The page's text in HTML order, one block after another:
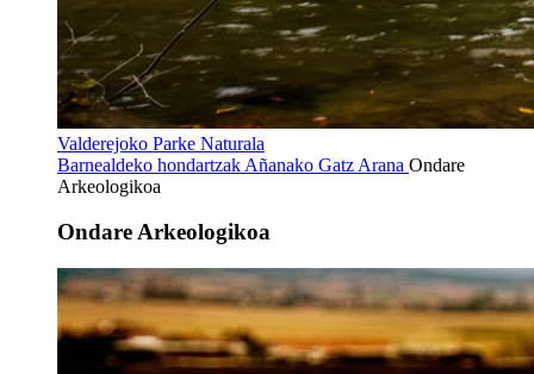
Valderejoko Parke Naturala
Barnealdeko hondartzak Añanako Gatz Arana Ondare
Arkeologikoa
Ondare Arkeologikoa